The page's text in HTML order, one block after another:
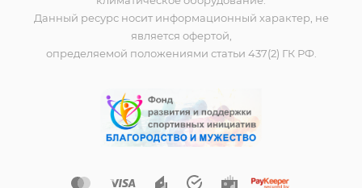
Данный ресурс носит информационный характер, не
является офертой,
определяемой положениями статьи 437(2) ГК РФ.